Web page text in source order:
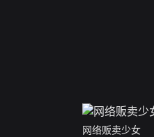
网络贩卖少女